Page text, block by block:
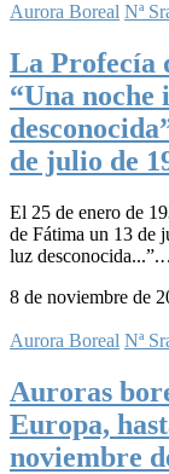
Aurora Boreal Nª
La Profecía
“Una
de julio de
El 25 de enero de
de Fátima un 13 de
luz
8 de noviembre de
Aurora Boreal Nª
Auroras
Europa,
noviembre